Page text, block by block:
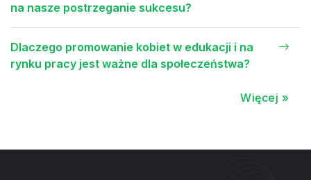
na nasze postrzeganie sukcesu?
Dlaczego promowanie kobiet w edukacji i na
rynku pracy jest ważne dla społeczeństwa?
Więcej »